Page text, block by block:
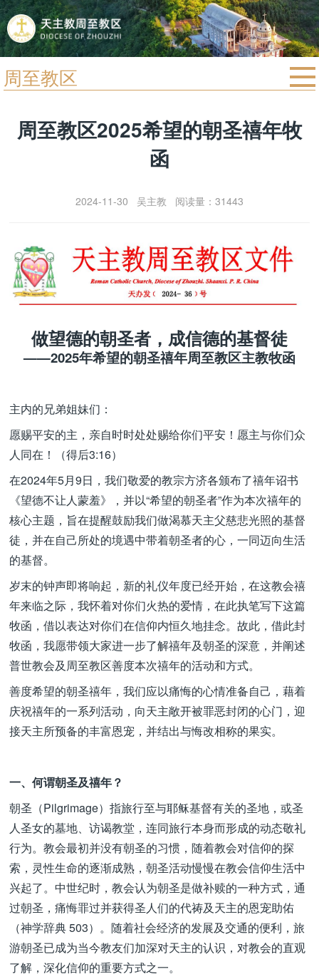
周至教区
宗教法规
周至教区2025希望的朝圣禧年牧
函
2024-11-30 吴主教 阅读量：31443
做望德的朝圣者，成信德的基督徒
——2025年希望的朝圣禧年周至教区主教牧函
主内的兄弟姐妹们：
愿赐平安的主，亲自时时处处赐给你们平安！愿主与你们众
人同在！（得后3:16）
在2024年5月9日，我们敬爱的教宗方济各颁布了禧年诏书
《望德不让人蒙羞》，并以“希望的朝圣者”作为本次禧年的
核心主题，旨在提醒鼓励我们做渴慕天主父慈悲光照的基督
徒，并在自己所处的境遇中带着朝圣者的心，一同迈向生活
的基督。
岁末的钟声即将响起，新的礼仪年度已经开始，在这教会禧
年来临之际，我怀着对你们火热的爱情，在此执笔写下这篇
牧函，借以表达对你们在信仰内恒久地挂念。故此，借此封
牧函，我愿带领大家进一步了解禧年及朝圣的深意，并阐述
普世教会及周至教区善度本次禧年的活动和方式。
善度希望的朝圣禧年，我们应以痛悔的心情准备自己，藉着
庆祝禧年的一系列活动，向天主敞开被罪恶封闭的心门，迎
接天主所预备的丰富恩宠，并结出与悔改相称的果实。
一、何谓朝圣及禧年？
朝圣（Pilgrimage）指旅行至与耶稣基督有关的圣地，或圣
人圣女的墓地、访谒教堂，连同旅行本身而形成的动态敬礼
行为。教会最初并没有朝圣的习惯，随着教会对信仰的探
索，灵性生命的逐渐成熟，朝圣活动慢慢在教会信仰生活中
兴起了。中世纪时，教会认为朝圣是做补赎的一种方式，通
过朝圣，痛悔罪过并获得圣人们的代祷及天主的恩宠助佑
（神学辞典 503）。随着社会经济的发展及交通的便利，旅
游朝圣已成为当今教友们加深对天主的认识，对教会的直观
了解，深化信仰的重要方式之一。